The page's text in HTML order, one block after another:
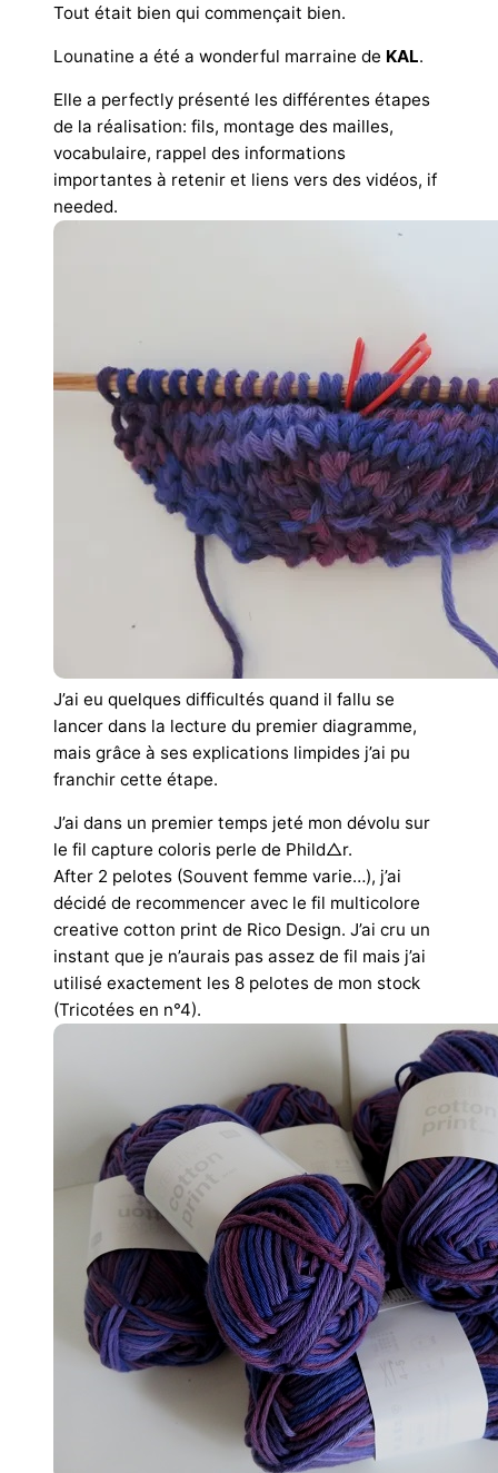
Tout était bien qui commençait bien.
Lounatine a été a wonderful marraine de KAL.
Elle a perfectly présenté les différentes étapes
de la réalisation: fils, montage des mailles,
vocabulaire, rappel des informations
importantes à retenir et liens vers des vidéos, if
needed.
J’ai eu quelques difficultés quand il fallu se
lancer dans la lecture du premier diagramme,
mais grâce à ses explications limpides j’ai pu
franchir cette étape.
J’ai dans un premier temps jeté mon dévolu sur
le fil capture coloris perle de Phild△r.
After 2 pelotes (Souvent femme varie…), j’ai
décidé de recommencer avec le fil multicolore
creative cotton print de Rico Design. J’ai cru un
instant que je n’aurais pas assez de fil mais j’ai
utilisé exactement les 8 pelotes de mon stock
(Tricotées en n°4).